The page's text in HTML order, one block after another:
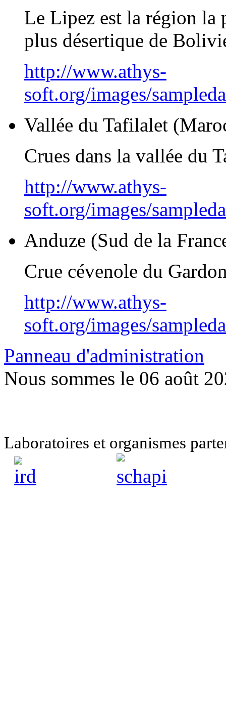
Le Lipez est la région la
plus désertique de
http://www.athys-
soft.org/images/
Vallée du Tafilalet
Crues dans la vallée du
http://www.athys-
soft.org/images/
Anduze (Sud de la
Crue cévenole du
http://www.athys-
soft.org/images/
Panneau d'administration
Nous sommes le 06 août
Laboratoires et organismes